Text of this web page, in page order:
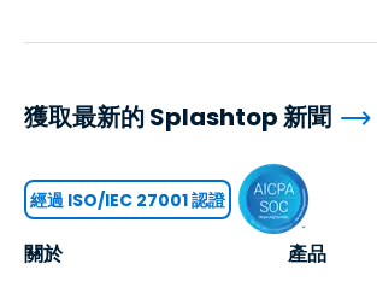
關於 產品
獲取最新的 Splashtop 新聞
經過 ISO/IEC 27001 認證